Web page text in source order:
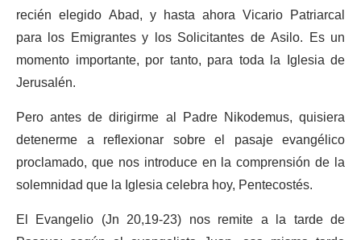
recién elegido Abad, y hasta ahora Vicario Patriarcal
para los Emigrantes y los Solicitantes de Asilo. Es un
momento importante, por tanto, para toda la Iglesia de
Jerusalén.
Pero antes de dirigirme al Padre Nikodemus, quisiera
detenerme a reflexionar sobre el pasaje evangélico
proclamado, que nos introduce en la comprensión de la
solemnidad que la Iglesia celebra hoy, Pentecostés.
El Evangelio (Jn 20,19-23) nos remite a la tarde de